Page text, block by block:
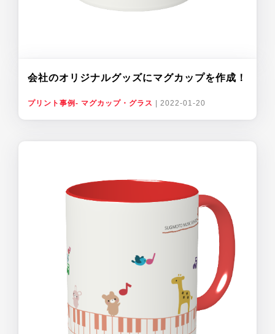
会社のオリジナルグッズにマグカップを作成！
プリント事例- マグカップ・グラス 2022-01-20